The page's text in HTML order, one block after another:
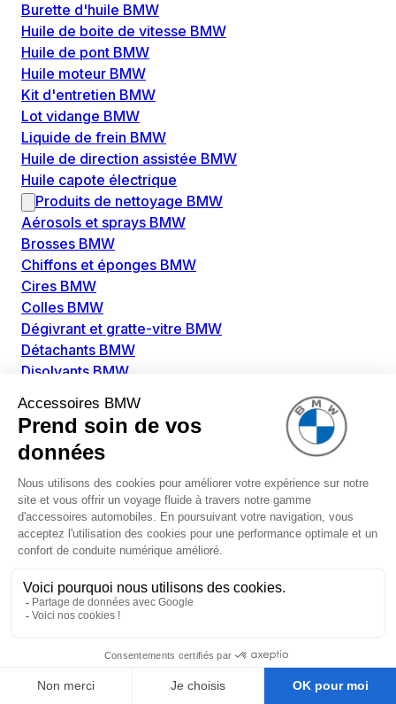
Burette d'huile BMW
Huile de boite de vitesse BMW
Huile de pont BMW
Huile moteur BMW
Kit d'entretien BMW
Lot vidange BMW
Liquide de frein BMW
Huile de direction assistée BMW
Huile capote électrique
Produits de nettoyage BMW
Aérosols et sprays BMW
Brosses BMW
Chiffons et éponges BMW
Cires BMW
Colles BMW
Dégivrant et gratte-vitre BMW
Détachants BMW
Disolvants BMW
Nettoyant intérieur BMW
Nettoyant extérieur BMW
Pièces détachées BMW
Alimentation Carburant BMW
Boitier papillon BMW
Faisceau de câble pour réservoir avec pompe
d'aspiration BMW
Pompe à carburant BMW
Pompe diesel BMW
Bobines d'allumage BMW
Bougie de préchauffage BMW